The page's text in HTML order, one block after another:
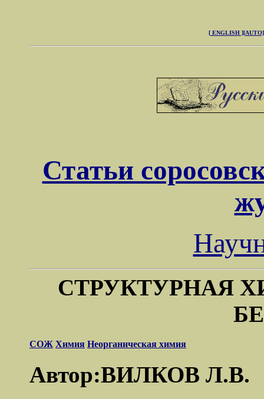
[ ENGLISH ][AUTO]
Статьи
СТРУКТУРНАЯ
СОЖ Химия Неорганическая химия
Автор:ВИЛКОВ Л.В.